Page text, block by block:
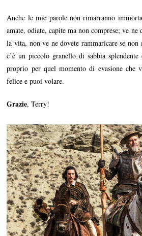
Anche le mie parole non rimarranno
amate, odiate, capite ma non comprese; ve ne
la vita, non ve ne dovete rammaricare se
c’è un piccolo granello di sabbia
proprio per quel momento di evasione che
felice e puoi volare.
Grazie, Terry!